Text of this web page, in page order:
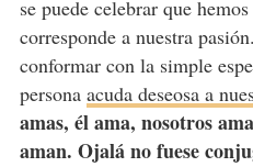
se puede celebrar que
corresponde a nuestra
conformar con la simple
persona acuda deseosa a
amas, él ama, nosotros
aman. Ojalá no fuese